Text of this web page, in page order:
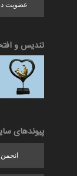
عضویت
تندیس و
پیوندهای